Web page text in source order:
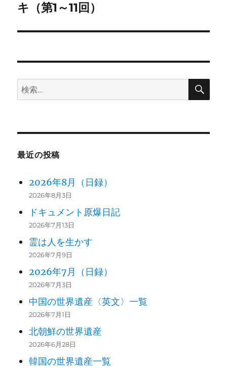
ー
シ
ン
の
稿:
キ（第1～11回）
検
索:
検
最近の投稿
2026年8月（日録）
2026年8月3日
ドキュメント原爆日記
2026年7月13日
霊は人を生かす
2026年7月9日
2026年7月（日録）
2026年7月3日
中国の世界遺産〈英文〉一覧
2026年7月1日
北朝鮮の世界遺産
2026年6月28日
韓国の世界遺産一覧